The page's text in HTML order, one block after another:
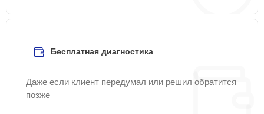
Бесплатная диагностика
Даже если клиент передумал или решил обратится
позже